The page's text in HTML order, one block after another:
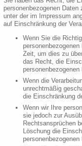
personenbezogenen
unter der im Impressum
auf Einschränkung der
Wenn Sie die
Zeit, um dies zu
das Recht, die
Wenn die
unrechtmäßig
die Einschränkung
Wenn wir Ihre
sie jedoch zur
Rechtsansprüchen
Löschung die